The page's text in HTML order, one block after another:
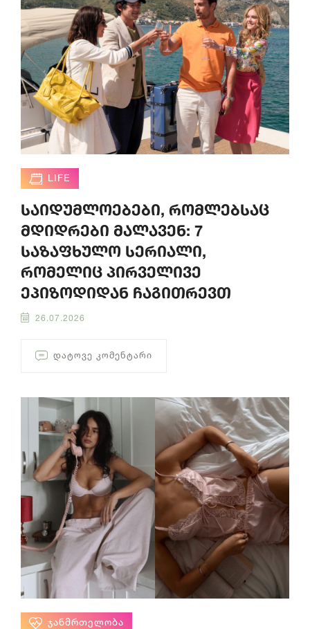
LIFE
საიდუმლოებები, რომლებსაც
მდიდრები მალავენ: 7
საზაფხულო სერიალი,
რომელიც პირველივე
ეპიზოდიდან ჩაგითრევთ
26.07.2026
ᲓᲐᲢᲝᲕᲔ ᲙᲝᲛᲔᲜᲢᲐᲠᲘ
ᲯᲐᲜᲛᲠᲗᲔᲚᲝᲑᲐ